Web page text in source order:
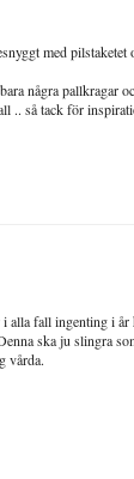
med
några
.. så tack för
fall ingenting i
ska ju slingra
vårda.